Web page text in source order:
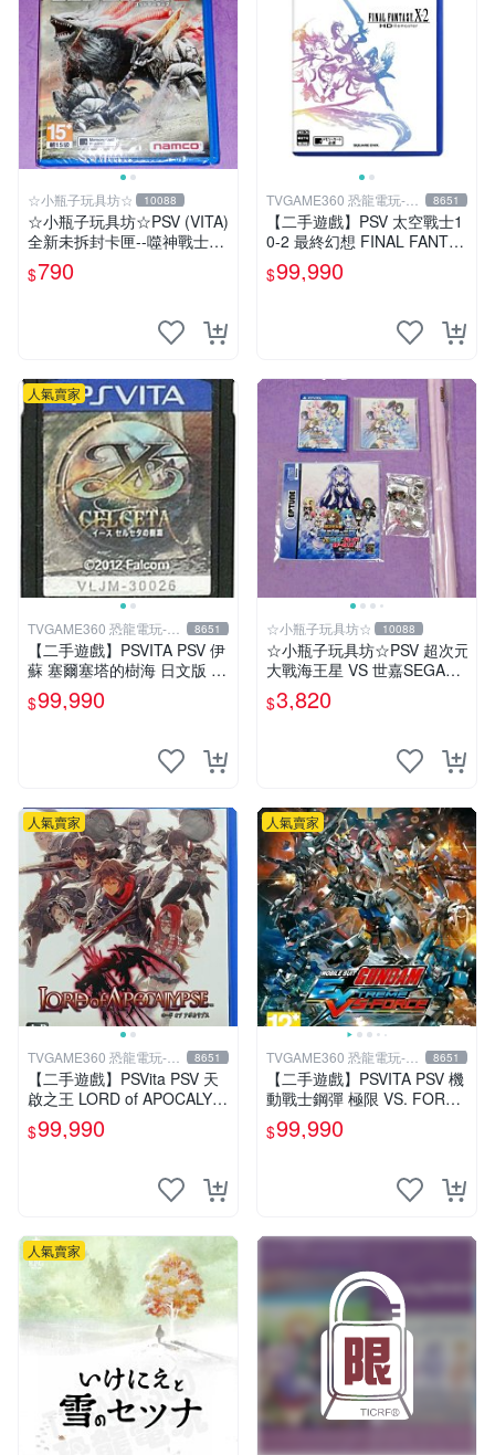
☆小瓶子玩具坊☆ 10088
☆小瓶子玩具坊☆PSV (VITA)
全新未拆封卡匣--噬神戰士2
《噬神者2》
$790
TVGAME360 恐龍電玩-台
中店
8651
【二手遊戲】PSV 太空戰士1
0-2 最終幻想 FINAL FANTAS
Y 10 X-2 FF 中文版 【台中恐
龍電玩】
$99,990
人氣賣家
TVGAME360 恐龍電玩-台
中店
8651
【二手遊戲】PSVITA PSV 伊
蘇 塞爾塞塔的樹海 日文版 裸
裝【台中恐龍電玩】
$99,990
☆小瓶子玩具坊☆ 10088
☆小瓶子玩具坊☆PSV 超次元
大戰海王星 VS 世嘉SEGA主
機少女 ebten 法米通 店舖特
典通常版+特典--CD
$3,820
人氣賣家
TVGAME360 恐龍電玩-台
中店
8651
【二手遊戲】PSVita PSV 天
啟之王 LORD of APOCALYP
SE 亞洲日文版 【台中恐龍電
玩】
$99,990
人氣賣家
TVGAME360 恐龍電玩-台
中店
8651
【二手遊戲】PSVITA PSV 機
動戰士鋼彈 極限 VS. FORCE
MOBILE SUIT GUNDAM 中
文版
$99,990
人氣賣家